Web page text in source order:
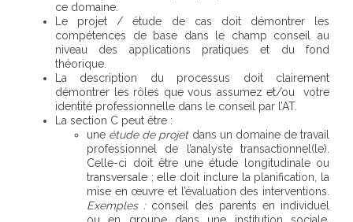
ce domaine.
Le projet / étude de cas doit démontrer les
compétences de base dans le champ conseil au
niveau des applications pratiques et du fond
théorique.
La description du processus doit clairement
démontrer les rôles que vous assumez et/ou votre
identité professionnelle dans le conseil par l’AT.
La section C peut être :
une étude de projet dans un domaine de travail
professionnel de l’analyste transactionnel(le).
Celle-ci doit être une étude longitudinale ou
transversale ; elle doit inclure la planification, la
mise en œuvre et l’évaluation des interventions.
Exemples : conseil des parents en individuel